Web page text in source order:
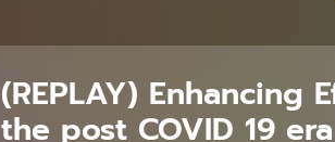
(REPLAY) Enhancing
the post COVID 19 era